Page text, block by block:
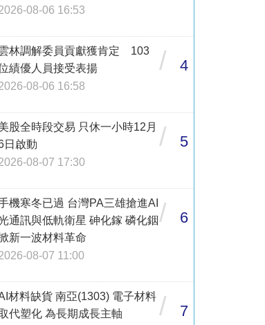
08-06 16:53
林調解委員貢獻獲肯定 103
績優人員接受表揚
08-06 16:58
/ 4
股全時段交易 只休一小時12月
日啟動
08-07 17:30
/ 5
機寒冬已過 台灣PA三雄搶進AI
通訊與低軌衛星 砷化鎵 磷化銦
新一波材料革命
08-07 11:00
/ 6
材料缺貨 南亞(1303) 電子材料
代塑化 為長期成長主軸
/ 7